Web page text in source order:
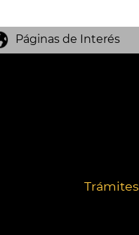
Páginas de Interés
Trámites